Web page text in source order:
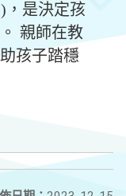
) ，是決定孩
親師在教
孩子踏穩